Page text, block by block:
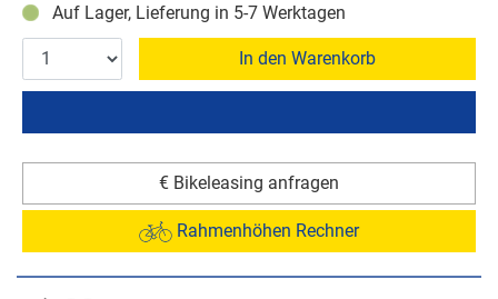
Auf Lager, Lieferung in 5-7 Werktagen
In den Warenkorb
€ Bikeleasing anfragen
Rahmenhöhen Rechner